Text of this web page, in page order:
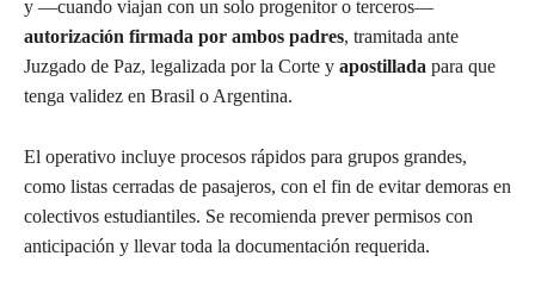
y —cuando viajan con un solo progenitor o terceros—
autorización firmada por ambos padres, tramitada ante
Juzgado de Paz, legalizada por la Corte y apostillada para que
tenga validez en Brasil o Argentina.
El operativo incluye procesos rápidos para grupos grandes,
como listas cerradas de pasajeros, con el fin de evitar demoras en
colectivos estudiantiles. Se recomienda prever permisos con
anticipación y llevar toda la documentación requerida.